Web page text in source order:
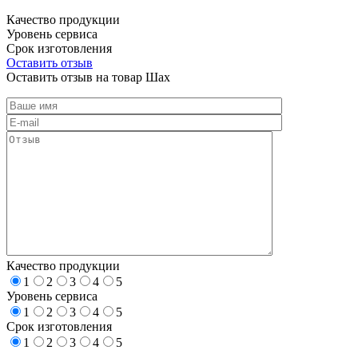
Качество продукции
Уровень сервиса
Срок изготовления
Оставить отзыв
Оставить отзыв на товар Шах
Качество продукции
1
2 3 4
5
Уровень сервиса
1
2 3 4
5
Срок изготовления
1
2 3 4
5